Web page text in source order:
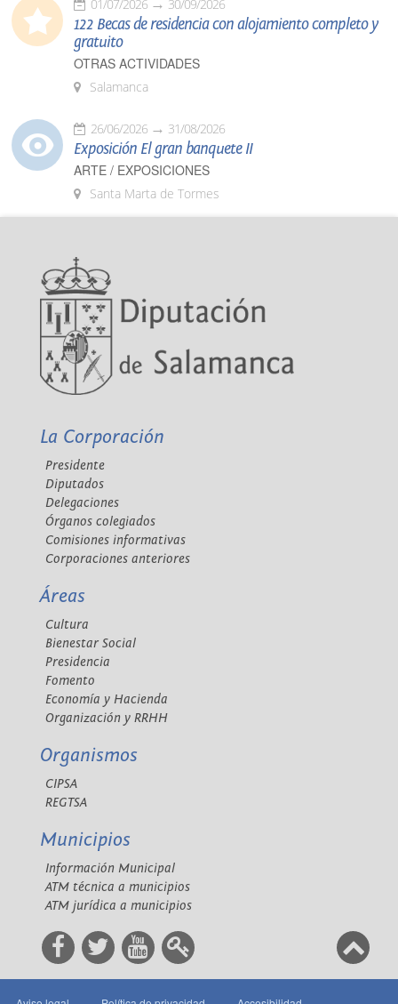
01/07/2026 30/09/2026
122 Becas de residencia con alojamiento completo y
gratuito
OTRAS ACTIVIDADES
Salamanca
26/06/2026 31/08/2026
Exposición El gran banquete II
ARTE / EXPOSICIONES
Santa Marta de Tormes
La Corporación
Presidente
Diputados
Delegaciones
Órganos colegiados
Comisiones informativas
Corporaciones anteriores
Áreas
Cultura
Bienestar Social
Presidencia
Fomento
Economía y Hacienda
Organización y RRHH
Organismos
CIPSA
REGTSA
Municipios
Información Municipal
ATM técnica a municipios
ATM jurídica a municipios